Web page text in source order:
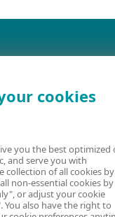
ESET Security
Forum
cookies
you the best optimized
and serve you with
collection of all cookies by
non-essential cookies by
or adjust your cookie
You also have the right to